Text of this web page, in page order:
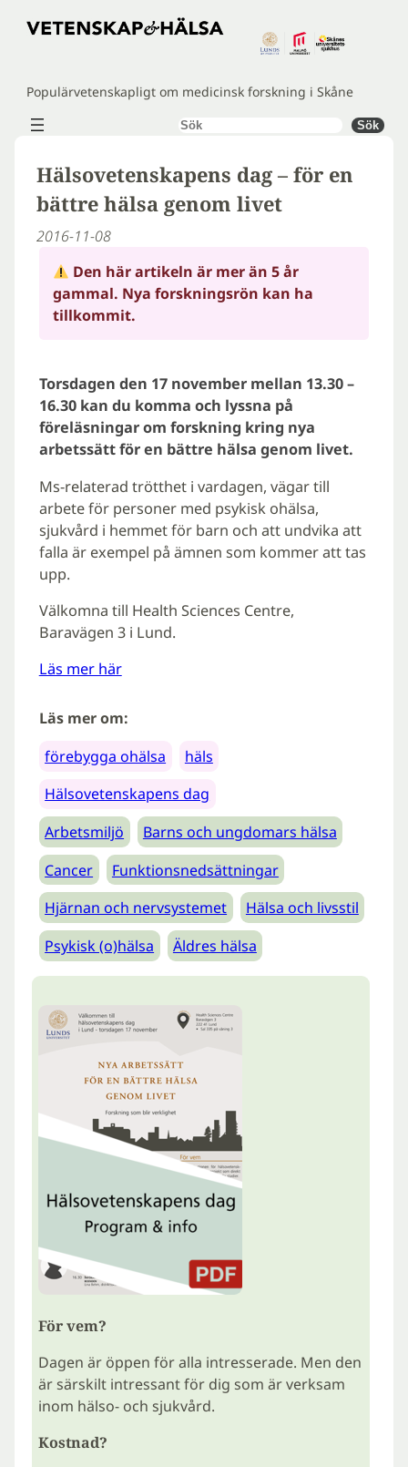
Hoppa
Populärvetenskapligt om medicinsk forskning i Skåne
Sök Sök
Hälsovetenskapens dag – för en
bättre hälsa genom livet
2016-11-08
Den här artikeln är mer än 5 år
gammal. Nya forskningsrön kan ha
tillkommit.
Torsdagen den 17 november mellan 13.30 –
16.30 kan du komma och lyssna på
föreläsningar om forskning kring nya
arbetssätt för en bättre hälsa genom livet.
Ms-relaterad trötthet i vardagen, vägar till
arbete för personer med psykisk ohälsa,
sjukvård i hemmet för barn och att undvika att
falla är exempel på ämnen som kommer att tas
upp.
Välkomna till Health Sciences Centre,
Baravägen 3 i Lund.
Läs mer här
Läs mer om:
förebygga ohälsa
häls
Hälsovetenskapens dag
Arbetsmiljö
Barns och ungdomars hälsa
Cancer
Funktionsnedsättningar
Hjärnan och nervsystemet
Hälsa och livsstil
Psykisk (o)hälsa
Äldres hälsa
För vem?
Dagen är öppen för alla intresserade. Men den
är särskilt intressant för dig som är verksam
inom hälso- och sjukvård.
Kostnad?